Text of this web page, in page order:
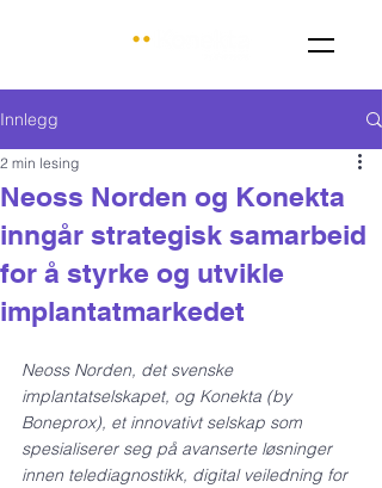
Innlegg
Neoss Norden og Konekta
inngår strategisk samarbeid
for å styrke og utvikle
implantatmarkedet
2 min lesing
Neoss Norden, det svenske
implantatselskapet, og Konekta (by
Boneprox), et innovativt selskap som
spesialiserer seg på avanserte løsninger
innen telediagnostikk, digital veiledning for